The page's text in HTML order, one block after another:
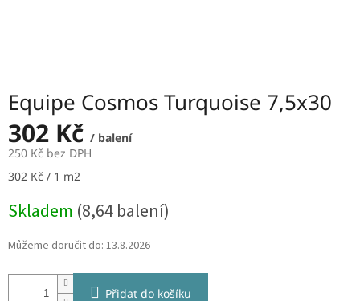
Equipe Cosmos Turquoise 7,5x30
302 Kč / balení
250 Kč bez DPH
Měrná
302 Kč / 1 m2
Skladem (8,64 balení)
Můžeme doručit do: 13.8.2026
Přidat do košíku